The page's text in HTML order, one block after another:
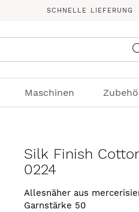
SCHNELLE LIEFERUNG
Maschinen
Silk Finish
0224
Allesnäher aus
Garnstärke 50